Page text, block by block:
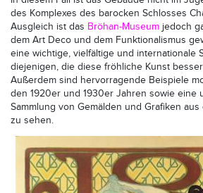
des Komplexes des barocken Schlosses
Ausgleich ist das Bröhan-Museum jedoch
dem Art Deco und dem Funktionalismus
eine wichtige, vielfältige und internationale
diejenigen, die diese fröhliche Kunst
Außerdem sind hervorragende Beispiele
den 1920er und 1930er Jahren sowie eine
Sammlung von Gemälden und Grafiken
zu sehen.